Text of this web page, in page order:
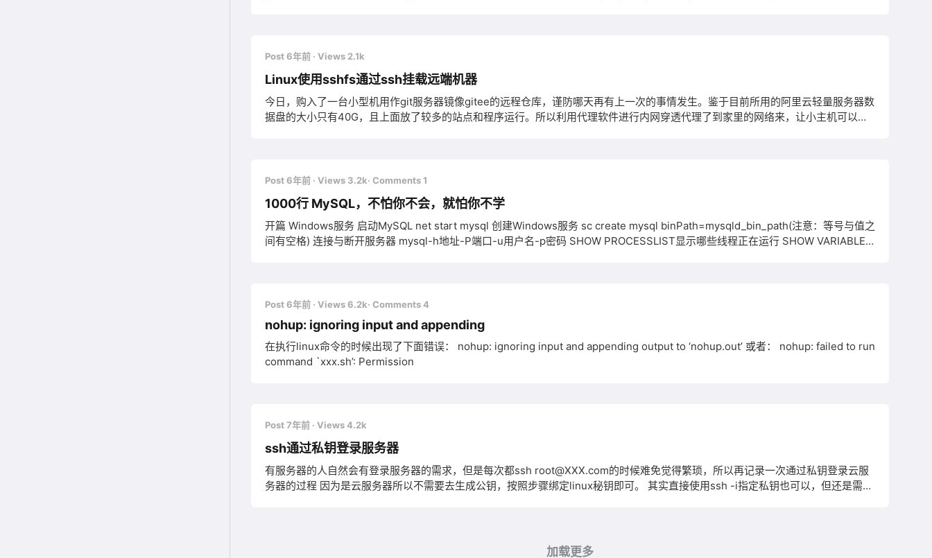
Post 6年前 · Views 2.1k
Linux使用sshfs通过ssh挂载远端机器
今日，购入了一台小型机用作git服务器镜像gitee的远程仓库，谨防哪天再有上一次的事情发生。鉴于目前所用的阿里云轻量服务器数
据盘的大小只有40G，且上面放了较多的站点和程序运行。所以利用代理软件进行内网穿透代理了到家里的网络来，让小主机可以进
Post 6年前 · Views 3.2k· Comments 1
1000行 MySQL，不怕你不会，就怕你不学
开篇 Windows服务 启动MySQL net start mysql 创建Windows服务 sc create mysql binPath=mysqld_bin_path(注意：等号与值之
间有空格) 连接与断开服务器 mysql-h地址-P端口-u用户名-p密码 SHOW PROCESSLIST显示哪些线程正在运行 SHOW VARIABLES
Post 6年前 · Views 6.2k· Comments 4
nohup: ignoring input and appending
在执行linux命令的时候出现了下面错误： nohup: ignoring input and appending output to ‘nohup.out’ 或者： nohup: failed to run
command `xxx.sh’: Permission
Post 7年前 · Views 4.2k
ssh通过私钥登录服务器
有服务器的人自然会有登录服务器的需求，但是每次都ssh root@XXX.com的时候难免觉得繁琐，所以再记录一次通过私钥登录云服
务器的过程 因为是云服务器所以不需要去生成公钥，按照步骤绑定linux秘钥即可。 其实直接使用ssh -i指定私钥也可以，但还是需要
加载更多